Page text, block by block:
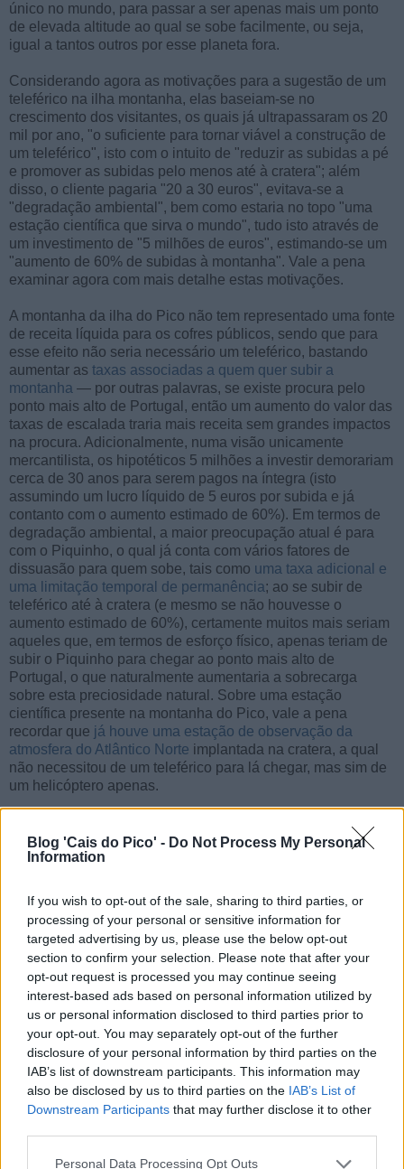
Blog 'Cais do Pico' - Do Not Process My Personal
Information
If you wish to opt-out of the sale, sharing to third parties, or
processing of your personal or sensitive information for
targeted advertising by us, please use the below opt-out
section to confirm your selection. Please note that after your
opt-out request is processed you may continue seeing
interest-based ads based on personal information utilized by
us or personal information disclosed to third parties prior to
your opt-out. You may separately opt-out of the further
disclosure of your personal information by third parties on the
IAB’s list of downstream participants. This information may
also be disclosed by us to third parties on the IAB’s List of
Downstream Participants that may further disclose it to other
Personal Data Processing Opt Outs
único no mundo, para passar a ser apenas mais um ponto
de elevada altitude ao qual se sobe facilmente, ou seja,
igual a tantos outros por esse planeta fora.
Considerando agora as motivações para a sugestão de um
teleférico na ilha montanha, elas baseiam-se no
crescimento dos visitantes, os quais já ultrapassaram os 20
mil por ano, "o suficiente para tornar viável a construção de
um teleférico", isto com o intuito de "reduzir as subidas a pé
e promover as subidas pelo menos até à cratera"; além
disso, o cliente pagaria "20 a 30 euros", evitava-se a
"degradação ambiental", bem como estaria no topo "uma
estação científica que sirva o mundo", tudo isto através de
um investimento de "5 milhões de euros", estimando-se um
"aumento de 60% de subidas à montanha". Vale a pena
examinar agora com mais detalhe estas motivações.
A montanha da ilha do Pico não tem representado uma fonte
de receita líquida para os cofres públicos, sendo que para
esse efeito não seria necessário um teleférico, bastando
aumentar as taxas associadas a quem quer subir a
montanha — por outras palavras, se existe procura pelo
ponto mais alto de Portugal, então um aumento do valor das
taxas de escalada traria mais receita sem grandes impactos
na procura. Adicionalmente, numa visão unicamente
mercantilista, os hipotéticos 5 milhões a investir demorariam
cerca de 30 anos para serem pagos na íntegra (isto
assumindo um lucro líquido de 5 euros por subida e já
contanto com o aumento estimado de 60%). Em termos de
degradação ambiental, a maior preocupação atual é para
com o Piquinho, o qual já conta com vários fatores de
dissuasão para quem sobe, tais como uma taxa adicional e
uma limitação temporal de permanência; ao se subir de
teleférico até à cratera (e mesmo se não houvesse o
aumento estimado de 60%), certamente muitos mais seriam
aqueles que, em termos de esforço físico, apenas teriam de
subir o Piquinho para chegar ao ponto mais alto de
Portugal, o que naturalmente aumentaria a sobrecarga
sobre esta preciosidade natural. Sobre uma estação
científica presente na montanha do Pico, vale a pena
recordar que já houve uma estação de observação da
atmosfera do Atlântico Norte implantada na cratera, a qual
não necessitou de um teleférico para lá chegar, mas sim de
um helicóptero apenas.
factores de impacto ambiental, quer do ser humano na
natureza, quer desta nas infraestruturas: o que seria da
de um teleférico, continuaria a ser olhada como uma
montanha totalmente natural? A sua sombra, que se projeta
na terra e no mar, tão característica, tão bela e tão
fotogénica, não passaria a incluir umas torres cá e lá? E as
intempéries que assolam a montanha, não poderiam
danificar o teleférico, eventualmente necessitando de
inúmeras reparações anuais?
Em suma, propõe-se trocar pegadas por cabos aéreos, bem
como uma experiência de montanhismo por comodismo,
isto naReserva Natural da Montanha do Pico, para depois
se manter o convite a um turismo de natureza... Enfim, há
muitas ideias que sobem à cabeça de alguns, mas esta